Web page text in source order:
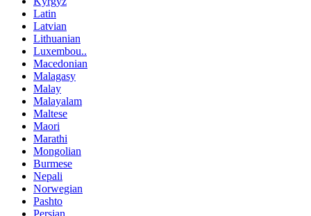
Latin
Latvian
Lithuanian
Luxembou..
Macedonian
Malagasy
Malay
Malayalam
Maltese
Maori
Marathi
Mongolian
Burmese
Nepali
Norwegian
Pashto